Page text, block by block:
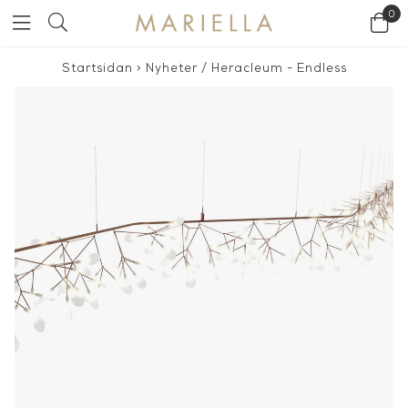
0
Startsidan > Nyheter/ Heracleum - Endless